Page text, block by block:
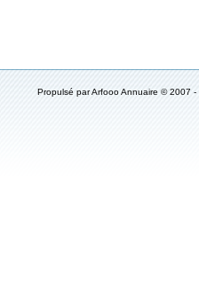
Propulsé par Arfooo Annuaire ©